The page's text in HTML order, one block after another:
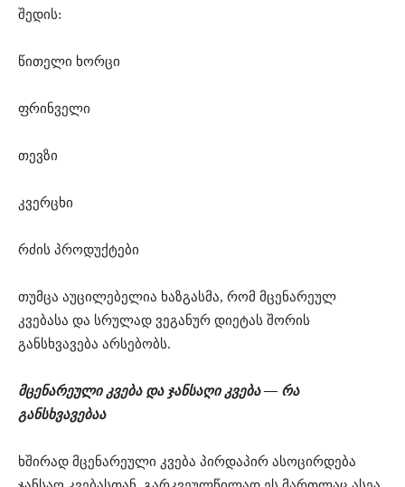
შედის:
წითელი ხორცი
ფრინველი
თევზი
კვერცხი
რძის პროდუქტები
თუმცა აუცილებელია ხაზგასმა, რომ მცენარეულ
კვებასა და სრულად ვეგანურ დიეტას შორის
განსხვავება არსებობს.
მცენარეული კვება და ჯანსაღი კვება — რა
განსხვავებაა
ხშირად მცენარეული კვება პირდაპირ ასოცირდება